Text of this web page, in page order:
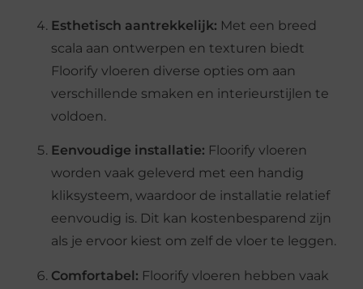
Esthetisch aantrekkelijk: Met een breed
scala aan ontwerpen en texturen biedt
Floorify vloeren diverse opties om aan
verschillende smaken en interieurstijlen te
voldoen.
Eenvoudige installatie: Floorify vloeren
worden vaak geleverd met een handig
kliksysteem, waardoor de installatie relatief
eenvoudig is. Dit kan kostenbesparend zijn
als je ervoor kiest om zelf de vloer te leggen.
Comfortabel: Floorify vloeren hebben vaak